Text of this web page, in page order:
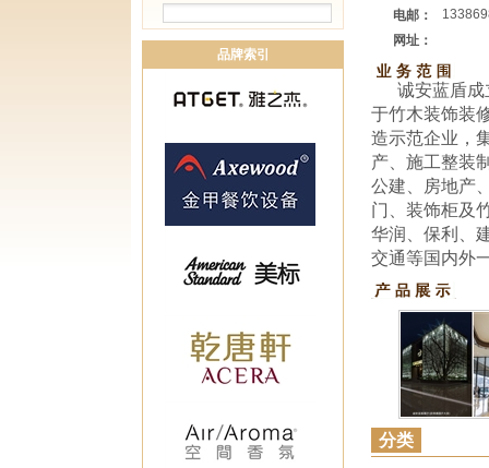
品牌索引
电邮：
网址：
诚安蓝盾
于竹木装饰装
造示范企业，
产、施工整装
公建、房地产
门、装饰柜及
华润、保利、
交通等国内外
分类